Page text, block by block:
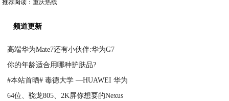
推荐阅读：重庆热线
频道更新
高端华为Mate7还有小伙伴:华为G7
你的年龄适合用哪种护肤品?
#本站首晒# 毒德大学 —HUAWEI 华为
64位、骁龙805、2K屏你想要的Nexus